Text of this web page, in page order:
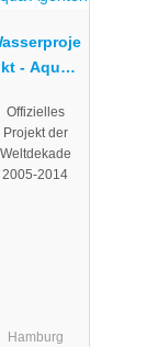
kt - Aqua
Offizielles
Projekt der
Weltdekade
2005-2014
Hamburg